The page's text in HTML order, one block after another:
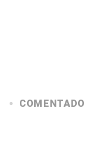
COMENTADO